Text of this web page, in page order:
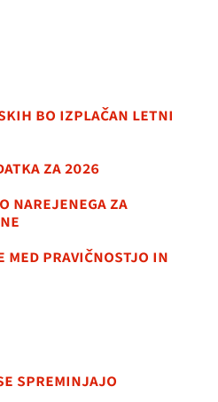
bo izplačan letni
za 2026
narejenega za
med pravičnostjo in
spreminjajo